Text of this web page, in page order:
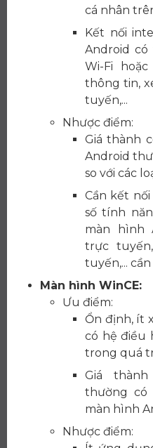
cá nhân
Kết nối
Android
Wi-Fi
thông tin,
tuyến,...
Nhược điểm:
Giá thành
Android
so với các
Cần kết
số tính
màn hình
trực
tuyến,...
Màn hình WinCE:
Ưu điểm:
Ổn định, ít
có hệ điều
trong quá
Giá
thường có
màn hình
Nhược điểm: